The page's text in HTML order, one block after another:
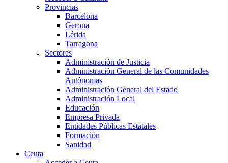
Provincias
Barcelona
Gerona
Lérida
Tarragona
Sectores
Administración de Justicia
Administración General de las Comunidades
Autónomas
Administración General del Estado
Administración Local
Educación
Empresa Privada
Entidades Públicas Estatales
Formación
Sanidad
Ceuta